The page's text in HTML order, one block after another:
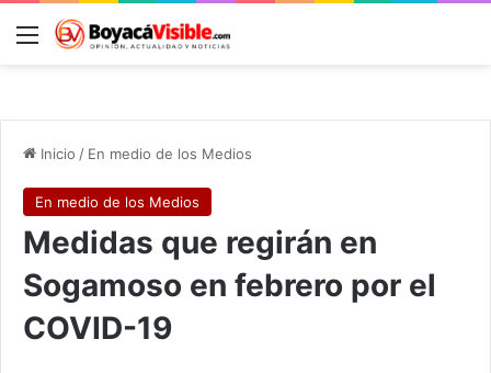
Menú
Inicio / En medio de los Medios
En medio de los Medios
Medidas que regirán en
Sogamoso en febrero por el
COVID-19